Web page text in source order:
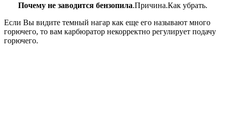
Почему не заводится бензопила.Причина.Как убрать.
Если Вы видите темный нагар как еще его называют много
горючего, то вам карбюратор некорректно регулирует подачу
горючего.